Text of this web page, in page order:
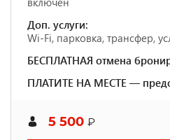
Доп. услуги:
Wi-Fi, парковка, трансфер,
БЕСПЛАТНАЯ отмена
ПЛАТИТЕ НА МЕСТЕ —
5 500 ₽